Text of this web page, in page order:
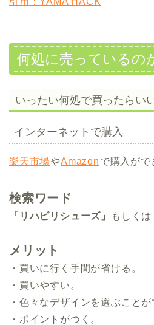
何処に売っているの
いったい何処で買ったらい
インターネットで購入
楽天市場やAmazon で購入がで
検索ワード
「リハビリシューズ」 もしくは
メリット
・買いに行く手間が省ける。
・買いやすい。
・色々なデザインを選ぶことが
・ポイントがつく。